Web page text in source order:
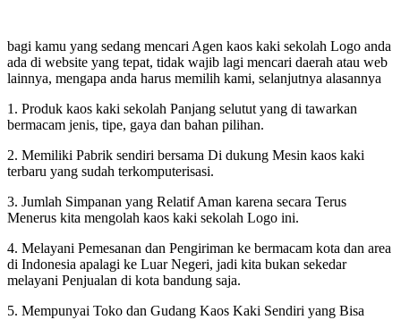
bagi kamu yang sedang mencari Agen kaos kaki sekolah Logo anda
ada di website yang tepat, tidak wajib lagi mencari daerah atau web
lainnya, mengapa anda harus memilih kami, selanjutnya alasannya
1. Produk kaos kaki sekolah Panjang selutut yang di tawarkan
bermacam jenis, tipe, gaya dan bahan pilihan.
2. Memiliki Pabrik sendiri bersama Di dukung Mesin kaos kaki
terbaru yang sudah terkomputerisasi.
3. Jumlah Simpanan yang Relatif Aman karena secara Terus
Menerus kita mengolah kaos kaki sekolah Logo ini.
4. Melayani Pemesanan dan Pengiriman ke bermacam kota dan area
di Indonesia apalagi ke Luar Negeri, jadi kita bukan sekedar
melayani Penjualan di kota bandung saja.
5. Mempunyai Toko dan Gudang Kaos Kaki Sendiri yang Bisa